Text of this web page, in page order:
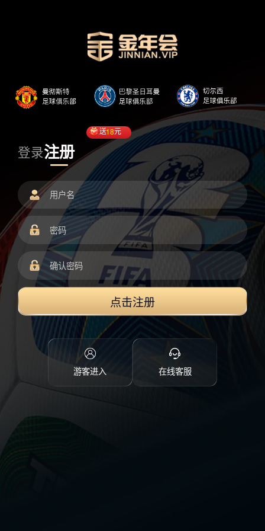
登录注册
送18元
点击注册
游客进入 在线客服